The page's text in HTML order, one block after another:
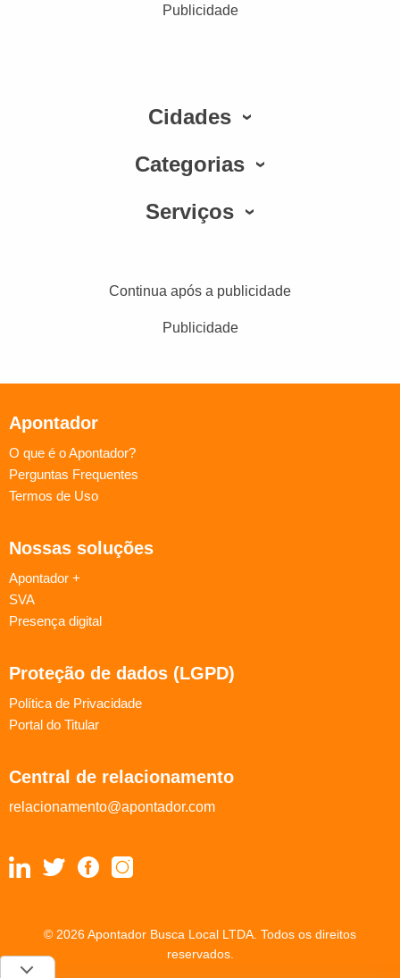
Publicidade
Cidades
Categorias
Serviços
Continua após a publicidade
Publicidade
Apontador
O que é o Apontador?
Perguntas Frequentes
Termos de Uso
Nossas soluções
Apontador +
SVA
Presença digital
Proteção de dados (LGPD)
Política de Privacidade
Portal do Titular
Central de relacionamento
relacionamento@apontador.com
© 2026 Apontador Busca Local LTDA. Todos os direitos
reservados.